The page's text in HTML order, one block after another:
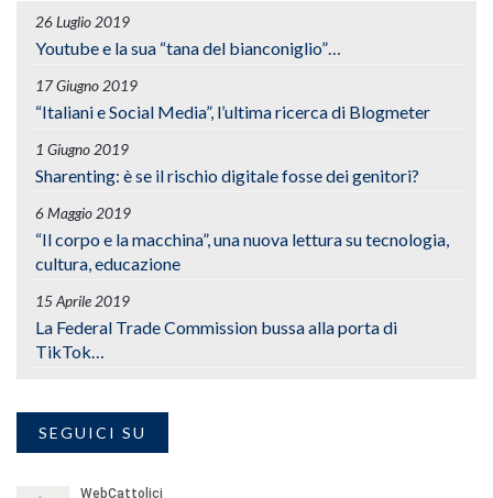
26 Luglio 2019
Youtube e la sua “tana del bianconiglio”…
17 Giugno 2019
“Italiani e Social Media”, l’ultima ricerca di Blogmeter
1 Giugno 2019
Sharenting: è se il rischio digitale fosse dei genitori?
6 Maggio 2019
“Il corpo e la macchina”, una nuova lettura su tecnologia,
cultura, educazione
15 Aprile 2019
La Federal Trade Commission bussa alla porta di
TikTok…
SEGUICI SU